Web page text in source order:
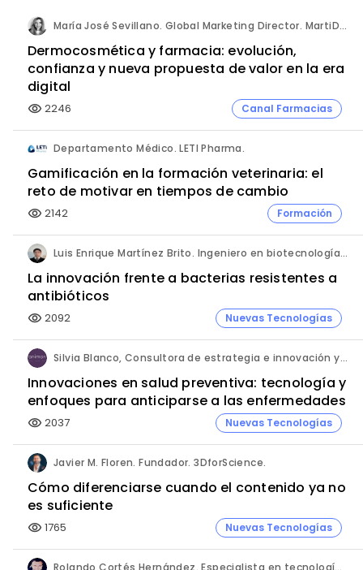
María José Sevillano. Global Marketing Director. MartiDerm.
Dermocosmética y farmacia: evolución,
confianza y nueva propuesta de valor en la era
digital
visibility 2246 Canal Farmacias
Departamento Médico. LETI Pharma.
Gamificación en la formación veterinaria: el
reto de motivar en tiempos de cambio
visibility 2142 Formación
Luis Enrique Martínez Brito. Ingeniero en biotecnología, México.
La innovación frente a bacterias resistentes a
antibióticos
visibility 2092 Nuevas Tecnologías
Silvia Blanco, Consultora de estrategia e innovación y Ana Leal, Consultora Senior de estrategia e innovación. ANIMA.
Innovaciones en salud preventiva: tecnología y
enfoques para anticiparse a las enfermedades
visibility 2037 Nuevas Tecnologías
Javier M. Floren. Fundador. 3DforScience.
Cómo diferenciarse cuando el contenido ya no
es suficiente
visibility 1765 Nuevas Tecnologías
Rolando Cortés Hernández. Especialista en tecnología e inteligencia artificial. Director Comercial. AQUÍ tu Remodelación.